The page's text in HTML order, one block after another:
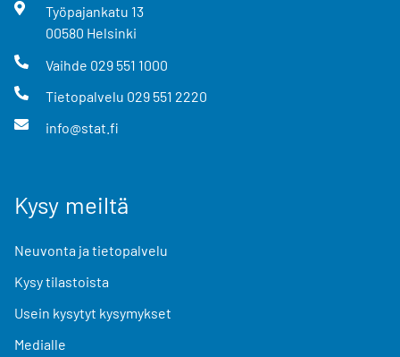
Työpajankatu 13
00580 Helsinki
Vaihde 029 551 1000
Tietopalvelu 029 551 2220
info@stat.fi
Kysy meiltä
Neuvonta ja tietopalvelu
Kysy tilastoista
Usein kysytyt kysymykset
Medialle